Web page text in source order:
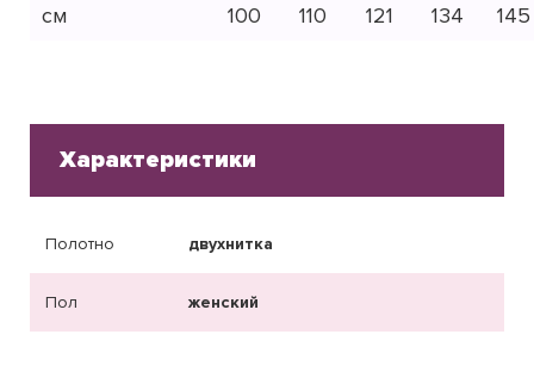
см
100 110 121 134 145
Характеристики
Полотно двухнитка
Пол женский